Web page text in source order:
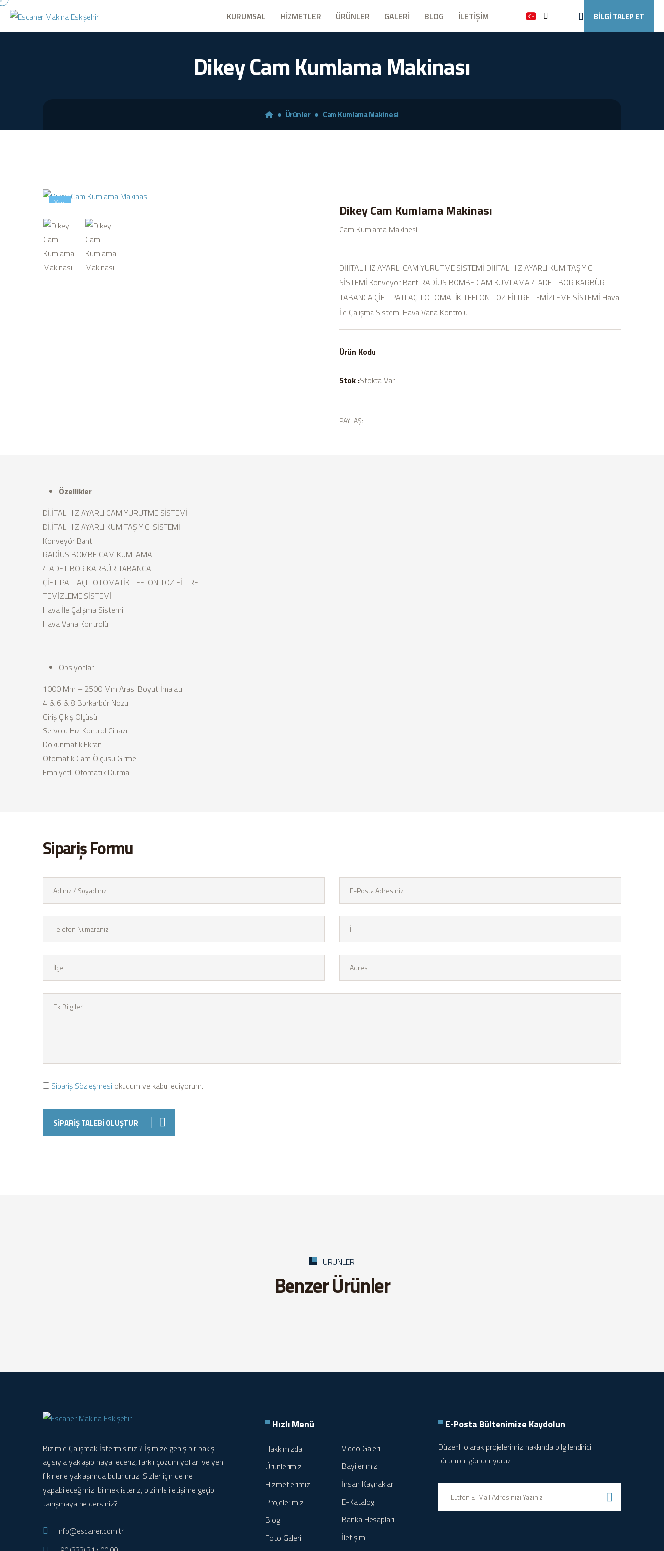
KURUMSAL HİZMETLER ÜRÜNLER GALERİ BLOG İLETİŞİM
Ara BİLGİ TALEP ET
Dikey Cam Kumlama Makinası
Ürünler Cam Kumlama Makinesi
Yeni Dikey Cam Kumlama Makinası
Cam Kumlama Makinesi
DİJİTAL HIZ AYARLI CAM YÜRÜTME SİSTEMİ DİJİTAL HIZ AYARLI KUM TAŞIYICI
SİSTEMİ Konveyör Bant RADİUS BOMBE CAM KUMLAMA 4 ADET BOR KARBÜR
TABANCA ÇİFT PATLAÇLI OTOMATİK TEFLON TOZ FİLTRE TEMİZLEME SİSTEMİ Hava
İle Çalışma Sistemi Hava Vana Kontrolü
Ürün Kodu
Stok :Stokta Var
PAYLAŞ:
Özellikler
DİJİTAL HIZ AYARLI CAM YÜRÜTME SİSTEMİ
DİJİTAL HIZ AYARLI KUM TAŞIYICI SİSTEMİ
Konveyör Bant
RADİUS BOMBE CAM KUMLAMA
4 ADET BOR KARBÜR TABANCA
ÇİFT PATLAÇLI OTOMATİK TEFLON TOZ FİLTRE
TEMİZLEME SİSTEMİ
Hava İle Çalışma Sistemi
Hava Vana Kontrolü
Opsiyonlar
1000 Mm – 2500 Mm Arası Boyut İmalatı
4 & 6 & 8 Borkarbür Nozul
Giriş Çıkış Ölçüsü
Servolu Hız Kontrol Cihazı
Dokunmatik Ekran
Otomatik Cam Ölçüsü Girme
Emniyetli Otomatik Durma
Sipariş Formu
Sipariş Sözleşmesi okudum ve kabul ediyorum.
SIPARIŞ TALEBI OLUŞTUR
ÜRÜNLER
Benzer Ürünler
Bizimle Çalışmak İstermisiniz ? İşimize geniş bir bakış
açısıyla yaklaşıp hayal ederiz, farklı çözüm yolları ve yeni
fikirlerle yaklaşımda bulunuruz. Sizler için de ne
yapabileceğimizi bilmek isteriz, bizimle iletişime geçip
tanışmaya ne dersiniz?
info@escaner.com.tr
Hızlı Menü
Hakkımızda
Ürünlerimiz
Hizmetlerimiz
Projelerimiz
Blog
Foto Galeri
Video Galeri
Bayilerimiz
İnsan Kaynakları
E-Katalog
Banka Hesapları
İletişim
E-Posta Bültenimize Kaydolun
Düzenli olarak projelerimiz hakkında bilgilendirici
bültenler gönderiyoruz.
Gönder